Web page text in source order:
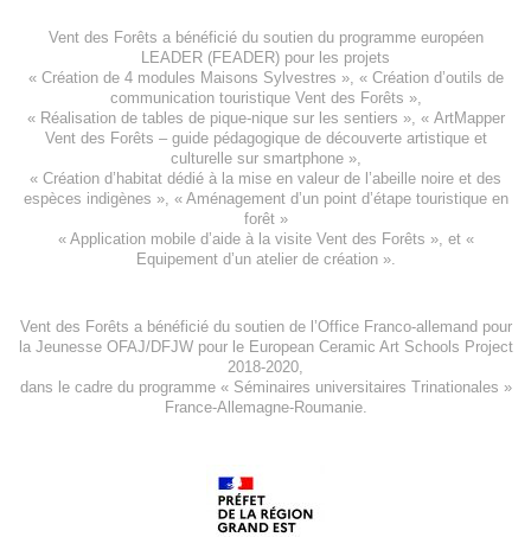
Vent des Forêts a bénéficié du soutien du programme européen
LEADER (FEADER) pour les projets
« Création de 4 modules Maisons Sylvestres », « Création d’outils de
communication touristique Vent des Forêts »,
« Réalisation de tables de pique-nique sur les sentiers », « ArtMapper
Vent des Forêts – guide pédagogique de découverte artistique et
culturelle sur smartphone »,
« Création d’habitat dédié à la mise en valeur de l’abeille noire et des
espèces indigènes », « Aménagement d’un point d’étape touristique en
forêt»
« Application mobile d’aide à la visite Vent des Forêts », et «
Equipement d’un atelier de création».
Vent des Forêts a bénéficié du soutien de l’Office Franco-allemand pour
la Jeunesse OFAJ/DFJWpour leEuropean Ceramic Art Schools Project
2018-2020
dans le cadre du programme « Séminaires universitaires Trinationales »
France-Allemagne-Roumanie.